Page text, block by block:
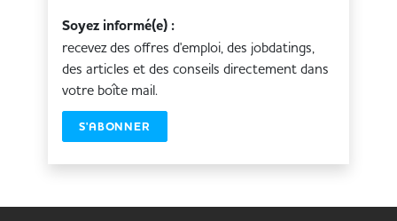
Soyez informé(e) :
recevez des offres d'emploi, des jobdatings,
des articles et des conseils directement dans
votre boîte mail.
S'ABONNER